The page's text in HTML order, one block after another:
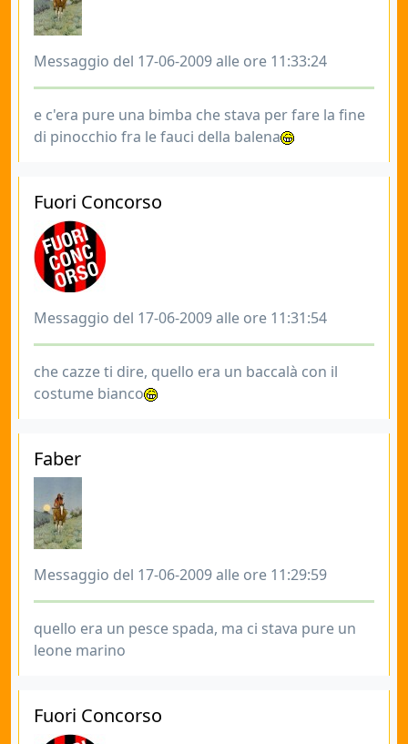
Messaggio del 17-06-2009 alle ore 11:33:24
e c'era pure una bimba che stava per fare la fine
di pinocchio fra le fauci della balena
Fuori Concorso
Messaggio del 17-06-2009 alle ore 11:31:54
che cazze ti dire, quello era un baccalà con il
costume bianco
Faber
Messaggio del 17-06-2009 alle ore 11:29:59
quello era un pesce spada, ma ci stava pure un
leone marino
Fuori Concorso